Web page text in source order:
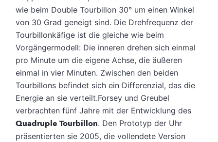
wie beim Double Tourbillon 30° um einen Winkel
von 30 Grad geneigt sind. Die Drehfrequenz der
Tourbillonkäfige ist die gleiche wie beim
Vorgängermodell: Die inneren drehen sich einmal
pro Minute um die eigene Achse, die äußeren
einmal in vier Minuten. Zwischen den beiden
Tourbillons befindet sich ein Differenzial, das die
Energie an sie verteilt.Forsey und Greubel
verbrachten fünf Jahre mit der Entwicklung des
Quadruple Tourbillon. Den Prototyp der Uhr
präsentierten sie 2005, die vollendete Version